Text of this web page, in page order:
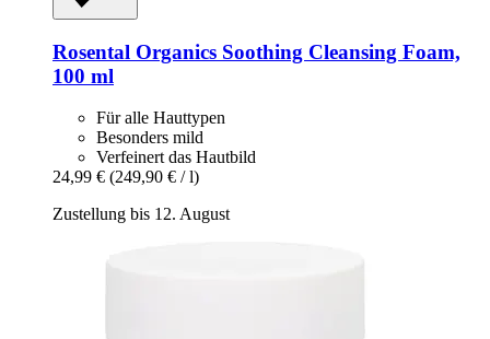
Rosental Organics Soothing Cleansing Foam,
100 ml
Für alle Hauttypen
Besonders mild
Verfeinert das Hautbild
24,99 € (249,90 € / l)
Zustellung bis 12. August